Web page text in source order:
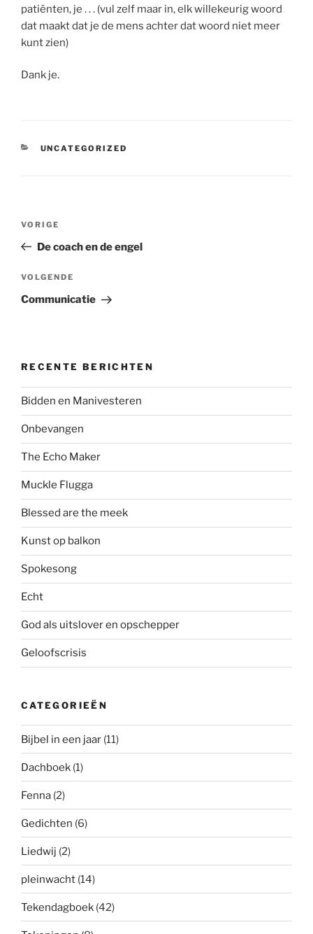
patiënten, je . . . (vul zelf maar in, elk willekeurig woord
dat maakt dat je de mens achter dat woord niet meer
kunt zien)
Dank je.
CATEGORIEËN
UNCATEGORIZED
Vorig
bericht
VORIGE
De coach en de engel
Volgend
bericht
VOLGENDE
Communicatie
RECENTE BERICHTEN
Bidden en Manivesteren
Onbevangen
The Echo Maker
Muckle Flugga
Blessed are the meek
Kunst op balkon
Spokesong
Echt
God als uitslover en opschepper
Geloofscrisis
CATEGORIEËN
Bijbel in een jaar (11)
Dachboek (1)
Fenna (2)
Gedichten (6)
Liedwij (2)
pleinwacht (14)
Tekendagboek (42)